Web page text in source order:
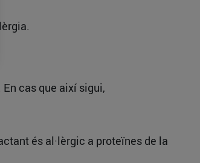
cas que així sigui,
és al·lèrgic a proteïnes de la